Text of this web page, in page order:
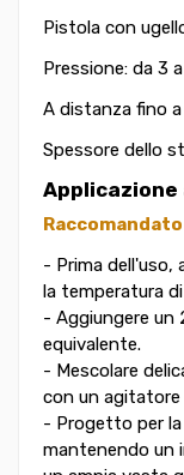
Pistola con
Pressione: da 3
A distanza fino
Spessore dello
Applicazione
Raccomandato
- Prima dell'uso,
la temperatura
- Aggiungere un
equivalente.
- Mescolare
con un agitatore
- Progetto per la
mantenendo un